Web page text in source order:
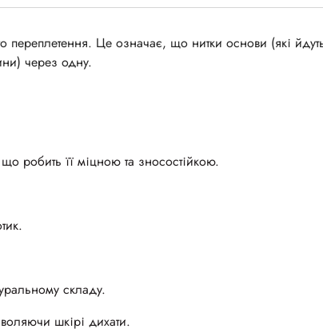
переплетення. Це означає, що нитки основи (які
через одну.
робить її міцною та зносостійкою.
складу.
шкірі дихати.